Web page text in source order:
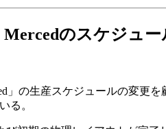
のスケジュー
の生産スケジュールの変更
る。